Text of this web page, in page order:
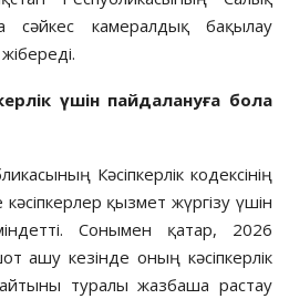
сәйкес камералдық бақылау
үшін пайдалануға бола
Кәсіпкерлік кодексінің
қызмет жүргізу үшін
Сонымен қатар, 2026
ашу кезінде оның кәсіпкерлік
туралы жазбаша растау